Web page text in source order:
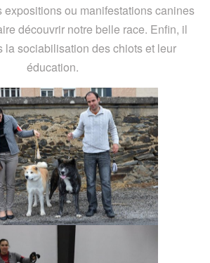
expositions ou manifestations canines
découvrir notre belle race. Enfin, il
la sociabilisation des chiots et leur
éducation.